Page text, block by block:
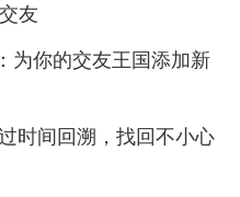
友
为你的交友王国添加新
时间回溯，找回不小心